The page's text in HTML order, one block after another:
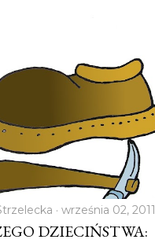
września 02, 2011
DZIECIŃSTWA: